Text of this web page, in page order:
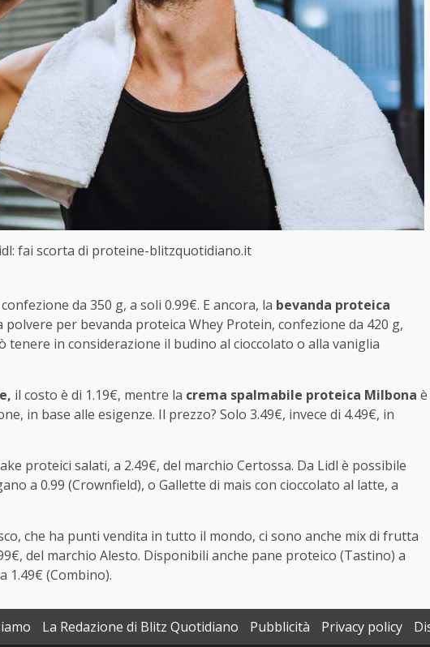
fai scorta di proteine-blitzquotidiano.it
da 350 g, a soli 0.99€. E ancora, la bevanda proteica
per bevanda proteica Whey Protein, confezione da 420 g,
tenere in considerazione il budino al cioccolato o alla vaniglia
il costo è di 1.19€, mentre la crema spalmabile proteica Milbona è
in base alle esigenze. Il prezzo? Solo 3.49€, invece di 4.49€, in
proteici salati, a 2.49€, del marchio Certossa. Da Lidl è possibile
a 0.99 (Crownfield), o Gallette di mais con cioccolato al latte, a
che ha punti vendita in tutto il mondo, ci sono anche mix di frutta
del marchio Alesto. Disponibili anche pane proteico (Tastino) a
1.49€ (Combino).
La Redazione di Blitz Quotidiano Pubblicità Privacy policy